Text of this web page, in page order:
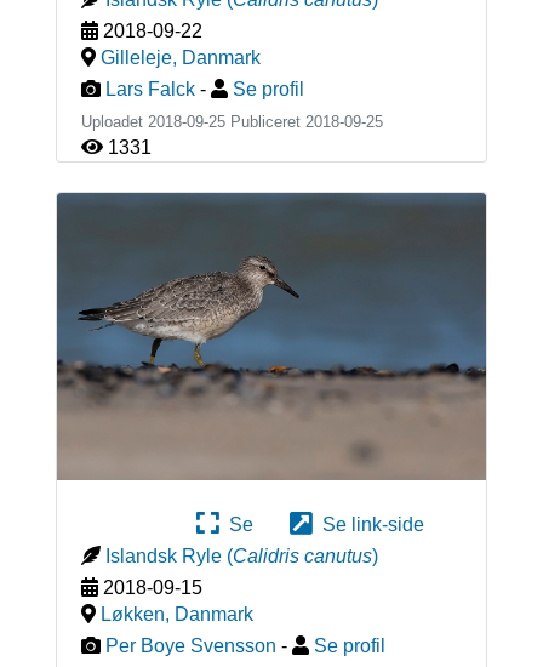
2018-09-22
Gilleleje, Danmark
Lars Falck - Se profil
Uploadet 2018-09-25 Publiceret 2018-09-25
1331
Se
Se link-side
Islandsk Ryle (Calidris canutus)
2018-09-15
Løkken, Danmark
Per Boye Svensson - Se profil